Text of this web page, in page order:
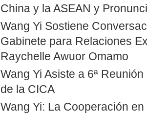
China y la ASEAN y
Wang Yi Sostiene
Gabinete para Relaciones
Raychelle Awuor Omamo
Wang Yi Asiste a 6ª
de la CICA
Wang Yi: La Cooperación